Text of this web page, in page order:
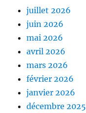
juillet 2026
juin 2026
mai 2026
avril 2026
mars 2026
février 2026
janvier 2026
décembre 2025